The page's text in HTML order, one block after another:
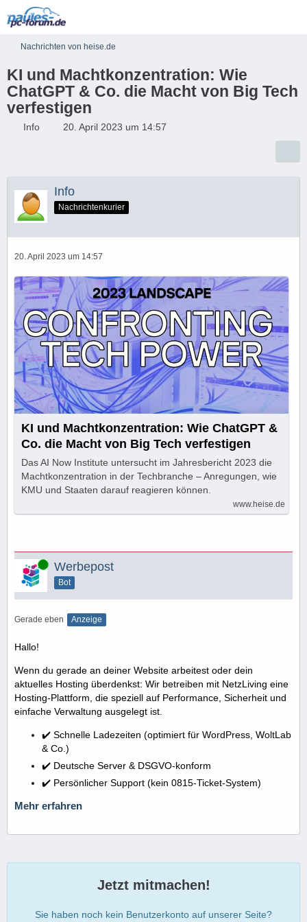
Nachrichten von heise.de
KI und Machtkonzentration: Wie
ChatGPT & Co. die Macht von Big Tech
verfestigen
Info 20. April 2023 um 14:57
Info
Nachrichtenkurier
20. April 2023 um 14:57
KI und Machtkonzentration: Wie ChatGPT &
Co. die Macht von Big Tech verfestigen
Das AI Now Institute untersucht im Jahresbericht 2023 die
Machtkonzentration in der Techbranche – Anregungen, wie
KMU und Staaten darauf reagieren können.
www.heise.de
Online Werbepost
Bot
Gerade eben Anzeige
Hallo!
Wenn du gerade an deiner Website arbeitest oder dein
aktuelles Hosting überdenkst: Wir betreiben mit NetzLiving eine
Hosting-Plattform, die speziell auf Performance, Sicherheit und
einfache Verwaltung ausgelegt ist.
✔️ Schnelle Ladezeiten (optimiert für WordPress, WoltLab
& Co.)
✔️ Deutsche Server & DSGVO-konform
✔️ Persönlicher Support (kein 0815-Ticket-System)
Mehr erfahren
Jetzt mitmachen!
Sie haben noch kein Benutzerkonto auf unserer Seite?